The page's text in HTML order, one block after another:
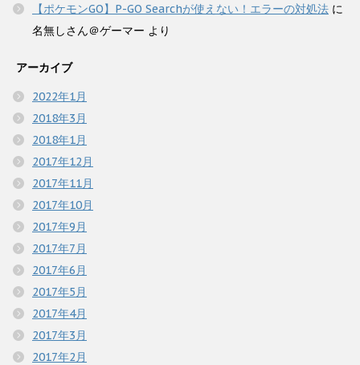
【ポケモンGO】P-GO Searchが使えない！エラーの対処法 に
名無しさん＠ゲーマー より
アーカイブ
2022年1月
2018年3月
2018年1月
2017年12月
2017年11月
2017年10月
2017年9月
2017年7月
2017年6月
2017年5月
2017年4月
2017年3月
2017年2月